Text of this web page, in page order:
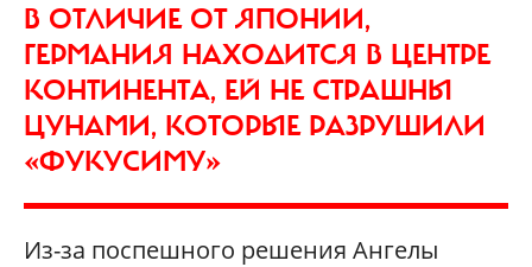
В ОТЛИЧИЕ ОТ ЯПОНИИ,
ГЕРМАНИЯ НАХОДИТСЯ В ЦЕНТРЕ
КОНТИНЕНТА, ЕЙ НЕ СТРАШНЫ
ЦУНАМИ, КОТОРЫЕ РАЗРУШИЛИ
«ФУКУСИМУ»
Из-за поспешного решения Ангелы